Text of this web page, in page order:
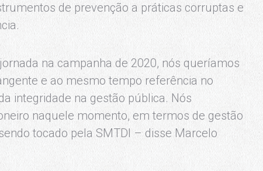
de prevenção a práticas corruptas e
na campanha de 2020, nós queríamos
e ao mesmo tempo referência no
integridade na gestão pública. Nós
naquele momento, em termos de gestão
tocado pela SMTDI – disse Marcelo